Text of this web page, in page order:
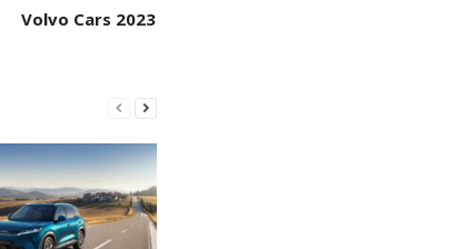
Volvo Cars 2023